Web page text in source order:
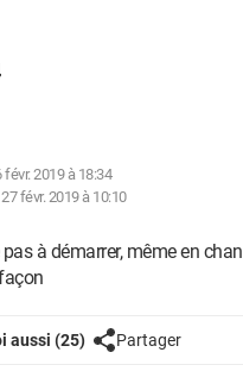
2019 à 18:34
27 févr. 2019 à 10:10
à démarrer, même en
aussi (25) Partager